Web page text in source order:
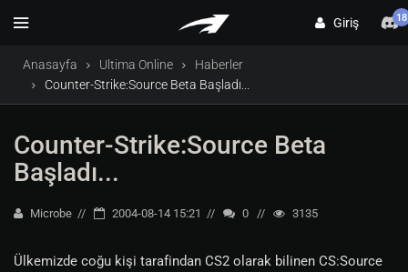
Giriş 18
Anasayfa Ultima Online
Haberler
Counter-Strike:Source Beta Başladı...
Counter-Strike:Source Beta
Başladı...
Microbe 2004-08-14 15:21 0 3135
Ülkemizde coğu kişi tarafindan CS2 olarak bilinen CS:Source